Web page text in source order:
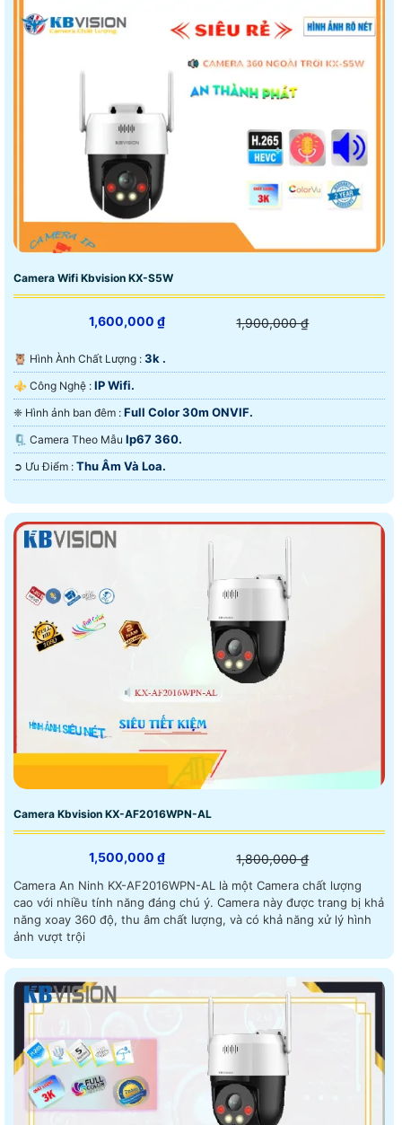
Camera Wifi Kbvision KX-S5W
1,600,000 ₫ 1,900,000 ₫
🦉 Hình Ành Chất Lượng : 3k .
⚜️ Công Nghệ : IP Wifi.
❈ Hình ảnh ban đêm : Full Color 30m ONVIF.
🗜️ Camera Theo Mẫu Ip67 360.
️➲ Ưu Điểm : Thu Âm Và Loa.
Camera Kbvision KX-AF2016WPN-AL
1,500,000 ₫ 1,800,000 ₫
Camera An Ninh KX-AF2016WPN-AL là một Camera chất lượng
cao với nhiều tính năng đáng chú ý. Camera này được trang bị khả
năng xoay 360 độ, thu âm chất lượng, và có khả năng xử lý hình
ảnh vượt trội